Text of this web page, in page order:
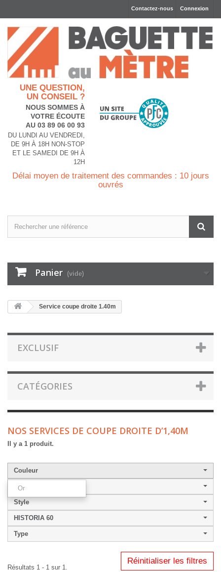
Connexion
Contactez-nous
UNE QUESTION,
UN CONSEIL ?
NOUS SOMMES À
VOTRE ÉCOUTE
AU 03 89 06 00 93
DU LUNDI AU VENDREDI,
DE 9H À 18H NON-STOP
ET LE SAMEDI DE 9H À
12H
Délai moyen de traitement des commandes : 10 jours
ouvrés
Panier (vide)
Service coupe droite 1.40m
EXCLUSIF
CATÉGORIES
NOS SERVICES DE COUPE DROITE D’1,40M
Il y a 1 produit.
Couleur
Or
Largeur de baguette
Style
HISTORIA 60
Type
Réinitialiser les filtres
Résultats 1 - 1 sur 1.